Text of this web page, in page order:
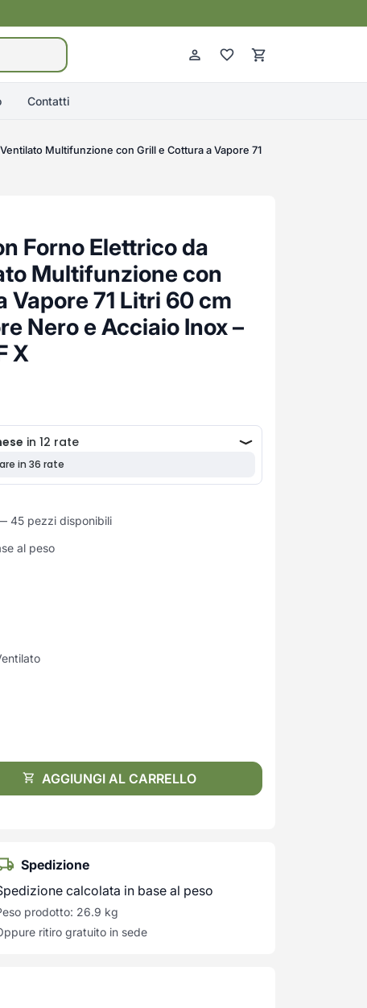
Contatti
Multifunzione con Grill e Cottura a Vapore 71
Forno Elettrico da
Multifunzione con
Vapore 71 Litri 60 cm
Nero e Acciaio Inox –
X
45 pezzi disponibili
al peso
AGGIUNGI AL CARRELLO
Spedizione
calcolata in base al peso
prodotto: 26.9 kg
ritiro gratuito in sede